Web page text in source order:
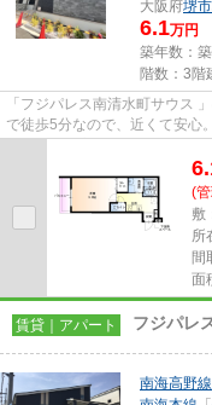
大阪府堺
6.1万円
築年数：
階数：3階
「フジパレス南清水町サウス
で徒歩5分なので、近くて安心
(
敷
所
間
面
賃貸｜アパート フジパレ
南海高野線